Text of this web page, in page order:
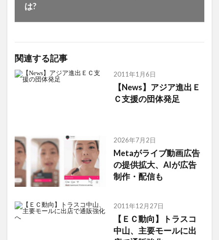
は?
関連する記事
2011年1月6日
【News】アジア進出Ｅ
Ｃ支援の団体発足
2026年7月2日
Metaがライブ動画広告
の提供拡大、AIが広告
制作・配信も
2011年12月27日
【ＥＣ動向】トラスコ
中山、主要モールに出